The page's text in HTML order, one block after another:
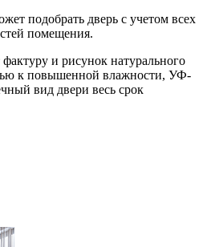
подобрать дверь с учетом всех
помещения.
и рисунок натурального
к повышенной влажности, УФ-
вид двери весь срок